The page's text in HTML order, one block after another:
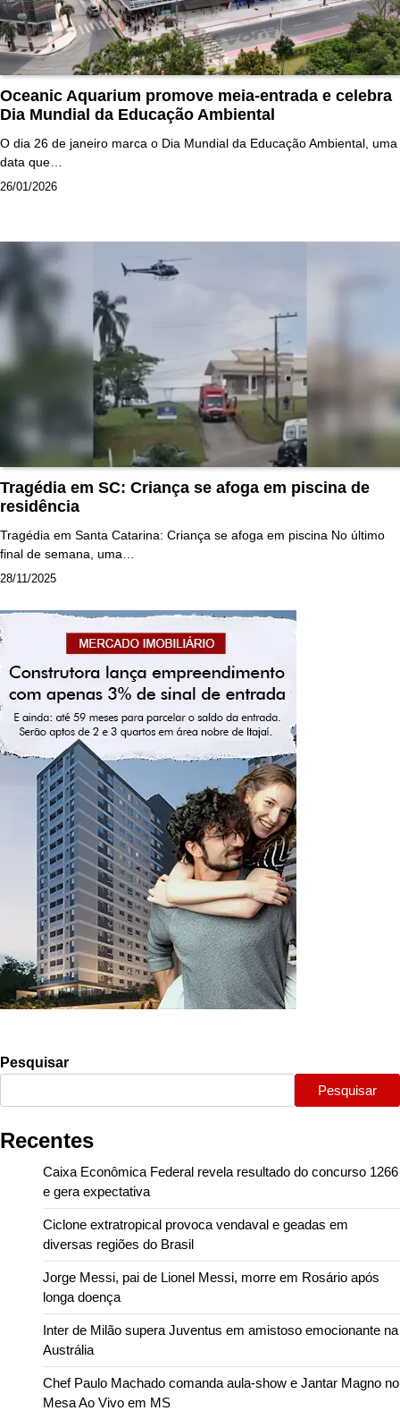
Oceanic Aquarium promove meia-entrada e celebra
Dia Mundial da Educação Ambiental
O dia 26 de janeiro marca o Dia Mundial da Educação Ambiental, uma
data que…
26/01/2026
Tragédia em SC: Criança se afoga em piscina de
residência
Tragédia em Santa Catarina: Criança se afoga em piscina No último
final de semana, uma…
28/11/2025
Pesquisar
Pesquisar
Recentes
Caixa Econômica Federal revela resultado do concurso 1266
e gera expectativa
Ciclone extratropical provoca vendaval e geadas em
diversas regiões do Brasil
Jorge Messi, pai de Lionel Messi, morre em Rosário após
longa doença
Inter de Milão supera Juventus em amistoso emocionante na
Austrália
Chef Paulo Machado comanda aula-show e Jantar Magno no
Mesa Ao Vivo em MS